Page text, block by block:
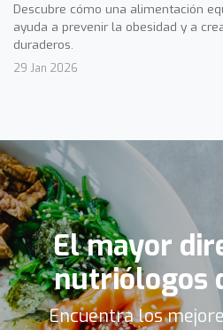
Descubre cómo una alimentación
ayuda a prevenir la obesidad y a
duraderos.
29 Jan 2026
El mayor
nutriólogos
Encuentra los